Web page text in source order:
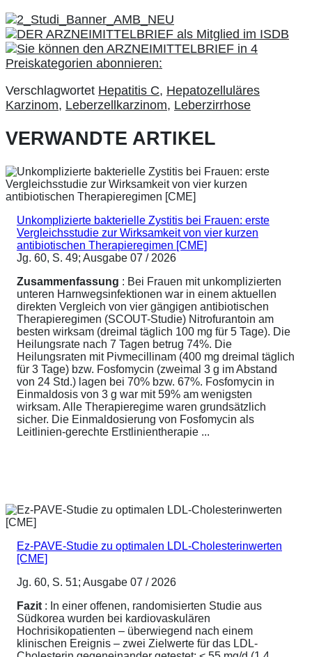
Verschlagwortet Hepatitis C, Hepatozelluläres
Karzinom, Leberzellkarzinom, Leberzirrhose
VERWANDTE ARTIKEL
Unkomplizierte bakterielle Zystitis bei Frauen: erste
Vergleichsstudie zur Wirksamkeit von vier kurzen
antibiotischen Therapieregimen [CME]
Jg. 60, S. 49; Ausgabe 07 / 2026
Zusammenfassung : Bei Frauen mit unkomplizierten
unteren Harnwegsinfektionen war in einem aktuellen
direkten Vergleich von vier gängigen antibiotischen
Therapieregimen (SCOUT-Studie) Nitrofurantoin am
besten wirksam (dreimal täglich 100 mg für 5 Tage). Die
Heilungsrate nach 7 Tagen betrug 74%. Die
Heilungsraten mit Pivmecillinam (400 mg dreimal täglich
für 3 Tage) bzw. Fosfomycin (zweimal 3 g im Abstand
von 24 Std.) lagen bei 70% bzw. 67%. Fosfomycin in
Einmaldosis von 3 g war mit 59% am wenigsten
wirksam. Alle Therapieregime waren grundsätzlich
sicher. Die Einmaldosierung von Fosfomycin als
Leitlinien-gerechte Erstlinientherapie ...
Ez-PAVE-Studie zu optimalen LDL-Cholesterinwerten
[CME]
Jg. 60, S. 51; Ausgabe 07 / 2026
Fazit : In einer offenen, randomisierten Studie aus
Südkorea wurden bei kardiovaskulären
Hochrisikopatienten – überwiegend nach einem
klinischen Ereignis – zwei Zielwerte für das LDL-